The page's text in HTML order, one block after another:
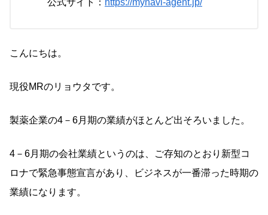
公式サイト： https://mynavi-agent.jp/
こんにちは。
現役MRのリョウタです。
製薬企業の4－6月期の業績がほとんど出そろいました。
4－6月期の会社業績というのは、ご存知のとおり新型コ
ロナで緊急事態宣言があり、ビジネスが一番滞った時期の
業績になります。